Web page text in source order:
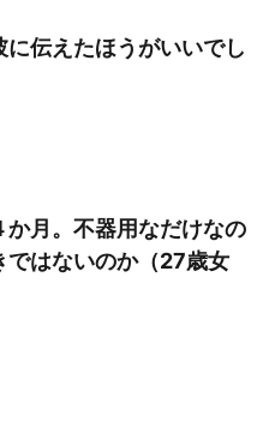
伝えたほうがいいでし
か月。不器用なだけなの
ではないのか（27歳女